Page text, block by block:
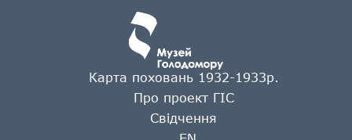
Карта поховань 1932-1933р.
Про проект ГІС
Свідчення